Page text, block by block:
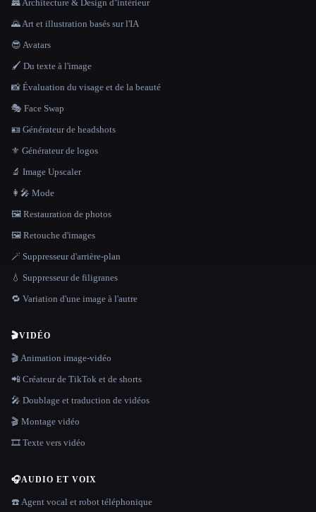
🏯 Architecture & Design d''intérieur
🌄 Art et illustration basés sur l'IA
😎 Avatars
🖌️ Du texte à l'image
📸 Évaluation du visage et de la beauté
🎭 Face Swap
🪪 Générateur de headshots
⚜️ Générateur de logos
🔬 Image Upscaler
👩‍🎤 Mode
🖼️ Restauration de photos
🖼️ Retouche d'images
🪄 Suppresseur d'arrière-plan
💧 Suppresseur de filigranes
🔁 Variation d'une image à l'autre
🎬VIDÉO
🎬 Animation image-vidéo
📲 Créateur de TikTok et de shorts
🎤 Doublage et traduction de vidéos
🎬 Montage vidéo
🎞️ Texte vers vidéo
🎧AUDIO ET VOIX
☎️ Agent vocal et robot téléphonique